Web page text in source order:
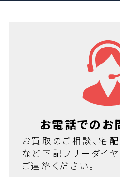
お電話でのお
お買取のご相談、宅
など下記フリーダイ
ご連絡ください。